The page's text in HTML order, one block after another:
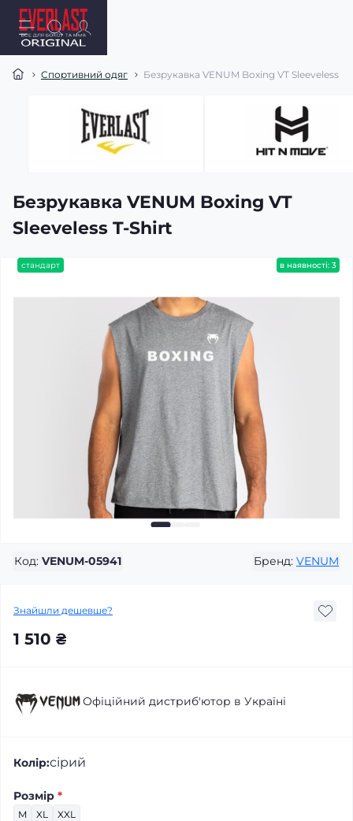
Спортивний одяг Безрукавка VENUM Boxing VT Sleeveless
Безрукавка VENUM Boxing VT
Sleeveless T-Shirt
стандарт в наявності: 3
Код: VENUM-05941 Бренд: VENUM
Знайшли дешевше?
1 510 ₴
Офіційний дистриб'ютор в Україні
Колір:сірий
Розмір *
M XL XXL